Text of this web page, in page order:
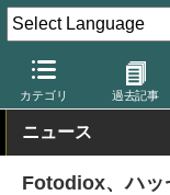
カテゴリ 過去記事
デジカメ Watch レン
ニュース
Fotodiox、ハッ